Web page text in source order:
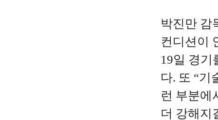
박진만 감
컨디션이
19일 경기
다. 또 “기
런 부분에
더 강해지